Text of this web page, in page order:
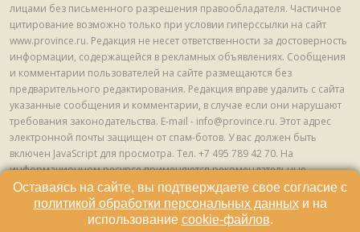
лицами без письменного разрешения правообладателя. Частичное
цитирование возможно только при условии гиперссылки на сайт
www.province.ru. Редакция не несет ответственности за достоверность
информации, содержащейся в рекламных объявлениях. Сообщения
и комментарии пользователей на сайте размещаются без
предварительного редактирования. Редакция вправе удалить с сайта
указанные сообщения и комментарии, в случае если они нарушают
требования законодательства. E-mail - info@province.ru. Этот адрес
электронной почты защищен от спам-ботов. У вас должен быть
включен JavaScript для просмотра. Tел. +7 495 789 42 70. На
информационном ресурсе применяются рекомендательные
технологии (информационные технологии предоставления
информации на основе сбора, систематизации и анализа сведений,
относящихся к предпочтениям пользователей сети "Интернет",
Оставаясь на сайте, вы подтверждаете свое согласие с
политикой обработки персональных данныхи на
использование cookie-файлов.